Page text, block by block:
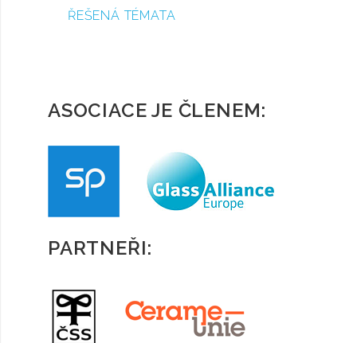
ŘEŠENÁ TÉMATA
ASOCIACE JE ČLENEM:
PARTNEŘI: